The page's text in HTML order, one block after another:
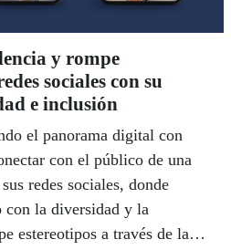
y rompe
sociales con su
e inclusión
el panorama digital con
con el público de una
redes sociales, donde
con la diversidad y la
estereotipos a través de las